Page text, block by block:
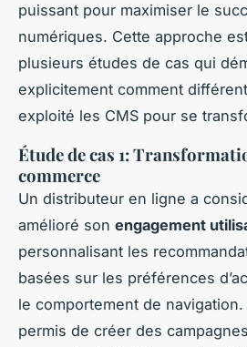
puissant pour maximiser le
numériques. Cette approche
plusieurs études de cas qui
explicitement comment
exploité les CMS pour se
Étude de cas 1:
commerce
Un distributeur en ligne a
amélioré son engagement
personnalisant les
basées sur les préférences
le comportement de
permis de créer des